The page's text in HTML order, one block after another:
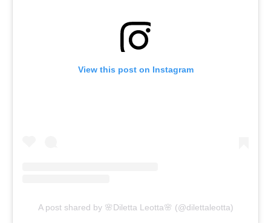
View this post on Instagram
A post shared by 🌸Diletta Leotta🌸 (@dilettaleotta)